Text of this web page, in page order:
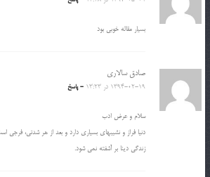
بسیار مقاله خوبی بود
صادق سالاری
1394-02-19 در 13:23 - پاسخ
سلام و عرض ادب
دنیا فراز و نشیبهای بسیاری دارد و بعد از هر شدتی، فرجی
زندگی دینا بر آشفته نمی شود.